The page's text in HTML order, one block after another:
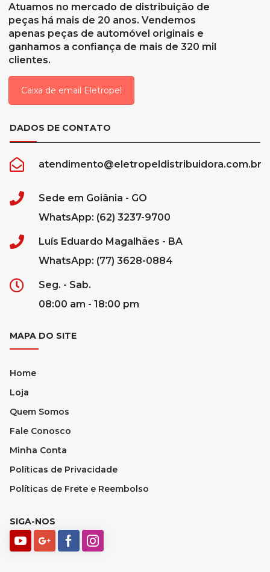
Atuamos no mercado de distribuição de
peças há mais de 20 anos. Vendemos
apenas peças de automóvel originais e
ganhamos a confiança de mais de 320 mil
clientes.
Caixa de email Eletropel
DADOS DE CONTATO
atendimento@eletropeldistribuidora.com.br
Sede em Goiânia - GO
WhatsApp: (62) 3237-9700
Luís Eduardo Magalhães - BA
WhatsApp: (77) 3628-0884
Seg. - Sab.
08:00 am - 18:00 pm
MAPA DO SITE
Home
Loja
Quem Somos
Fale Conosco
Minha Conta
Políticas de Privacidade
Políticas de Frete e Reembolso
SIGA-NOS